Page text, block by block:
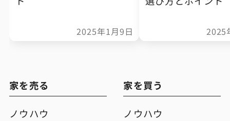
2025年1月9日 2025
家を売る
ノウハウ
家を買う
ノウハウ